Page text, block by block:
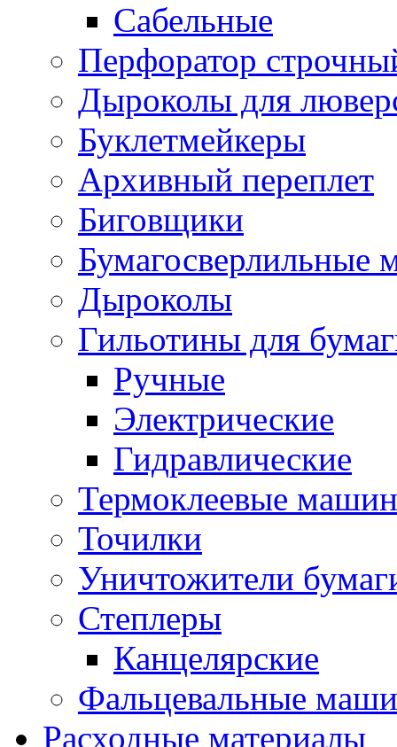
Сабельные
Перфоратор
Дыроколы для
Буклетмейкеры
Архивный переплет
Биговщики
Бумагосверлильные
Дыроколы
Гильотины для
Ручные
Электрические
Гидравлические
Термоклеевые
Точилки
Уничтожители
Степлеры
Канцелярские
Фальцевальные
Расходные материалы